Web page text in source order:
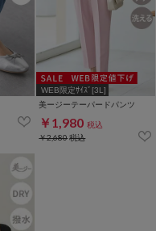
WEB限定ｻｲｽﾞ[3L]
美ージーテーパードパンツ
￥1,980 税込
￥2,680税込